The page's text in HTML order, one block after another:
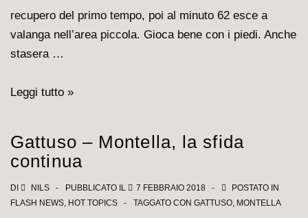
uomini
di
calcio
recupero del primo tempo, poi al minuto 62 esce a
valanga nell’area piccola. Gioca bene con i piedi. Anche
stasera …
Gattuso
per
una
sera.
Le
Leggi tutto »
Gattuso – Montella, la sfida
continua
DI NILS PUBBLICATO IL 7 FEBBRAIO 2018
POSTATO IN
FLASH NEWS, HOT TOPICS TAGGATO CON GATTUSO, MONTELLA